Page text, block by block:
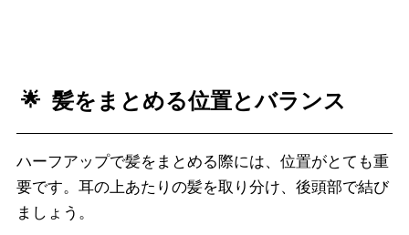
髪をまとめる位置とバランス
ハーフアップで髪をまとめる際には、位置がとても重
要です。耳の上あたりの髪を取り分け、後頭部で結び
ましょう。